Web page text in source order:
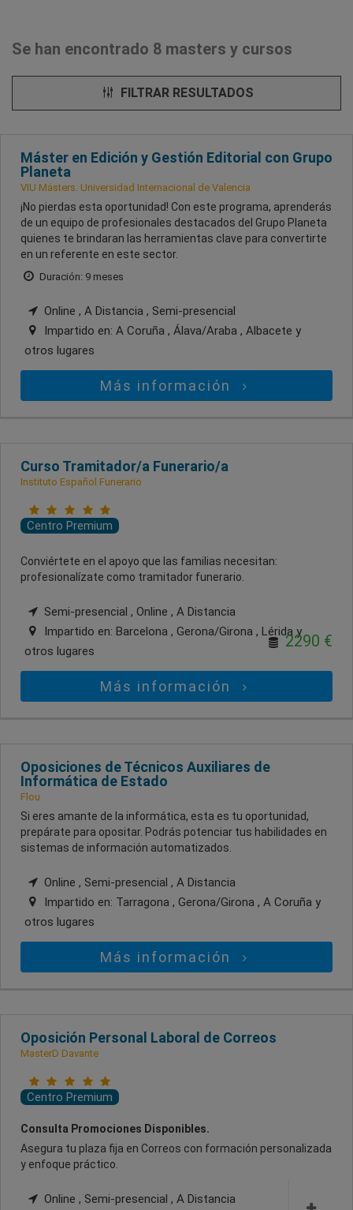
Se han encontrado 8 masters y cursos
FILTRAR RESULTADOS
Máster en Edición y Gestión Editorial con Grupo
Planeta
VIU Másters. Universidad Internacional de Valencia
¡No pierdas esta oportunidad! Con este programa, aprenderás
de un equipo de profesionales destacados del Grupo Planeta
quienes te brindaran las herramientas clave para convertirte
en un referente en este sector.
Duración: 9 meses
Online , A Distancia , Semi-presencial
Impartido en: A Coruña , Álava/Araba , Albacete y
otros lugares
Más información
Curso Tramitador/a Funerario/a
Instituto Español Funerario
Centro Premium
Conviértete en el apoyo que las familias necesitan:
profesionalízate como tramitador funerario.
Semi-presencial , Online , A Distancia
Impartido en: Barcelona , Gerona/Girona , Lérida y
otros lugares
2290 €
Más información
Oposiciones de Técnicos Auxiliares de
Informática de Estado
Flou
Si eres amante de la informática, esta es tu oportunidad,
prepárate para opositar. Podrás potenciar tus habilidades en
sistemas de información automatizados.
Online , Semi-presencial , A Distancia
Impartido en: Tarragona , Gerona/Girona , A Coruña y
otros lugares
Más información
Oposición Personal Laboral de Correos
MasterD Davante
Centro Premium
Consulta Promociones Disponibles.
Asegura tu plaza fija en Correos con formación personalizada
y enfoque práctico.
Online , Semi-presencial , A Distancia